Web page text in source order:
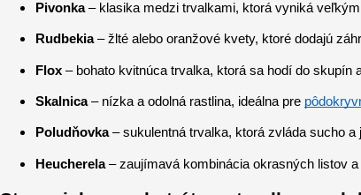
Pivonka – klasika medzi trvalkami, ktorá vyniká
Rudbekia – žlté alebo oranžové kvety, ktoré dodajú
Flox – bohato kvitnúca trvalka, ktorá sa hodí do skupín
Skalnica – nízka a odolná rastlina, ideálna pre
Poludňovka – sukulentná trvalka, ktorá zvláda sucho
Heucherela – zaujímavá kombinácia okrasných listov